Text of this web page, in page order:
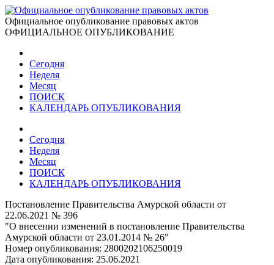
Официальное опубликование правовых актов
ОФИЦИАЛЬНОЕ ОПУБЛИКОВАНИЕ
Сегодня
Неделя
Месяц
ПОИСК
КАЛЕНДАРЬ ОПУБЛИКОВАНИЯ
Сегодня
Неделя
Месяц
ПОИСК
КАЛЕНДАРЬ ОПУБЛИКОВАНИЯ
Постановление Правительства Амурской области от
22.06.2021 № 396
"О внесении изменений в постановление Правительства
Амурской области от 23.01.2014 № 26"
Номер опубликования: 2800202106250019
Дата опубликования: 25.06.2021